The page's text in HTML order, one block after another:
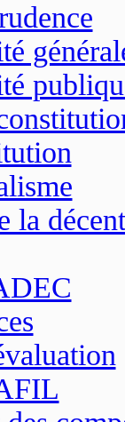
la